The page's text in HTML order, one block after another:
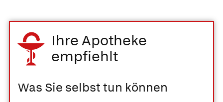
Ihre Apotheke
empfiehlt
Was Sie selbst tun können